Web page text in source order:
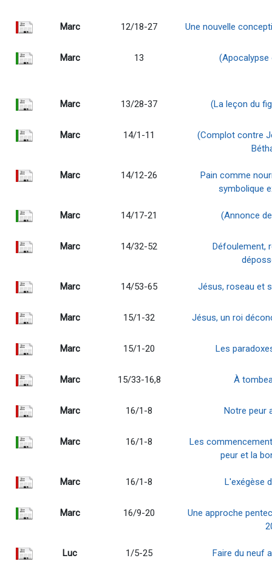
Marc 12/18-27 Une nouvelle
Marc 13 (Apocalypse
Marc 13/28-37 (La leçon du
Marc 14/1-11
(Complot contre
Marc 14/12-26
Pain comme
symbolique
Marc 14/17-21 (Annonce
Marc 14/32-52
Défoulement,
Marc 14/53-65 Jésus, roseau et
Marc 15/1-32 Jésus, un roi
Marc 15/1-20 Les
Marc 15/33-16,8 À
Marc 16/1-8 Notre peur
Marc 16/1-8
Les
peur et la
Marc 16/1-8 L'exégèse
Marc 16/9-20
Une approche
Luc 1/5-25 Faire du neuf